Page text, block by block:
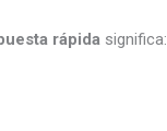
rápida significa: